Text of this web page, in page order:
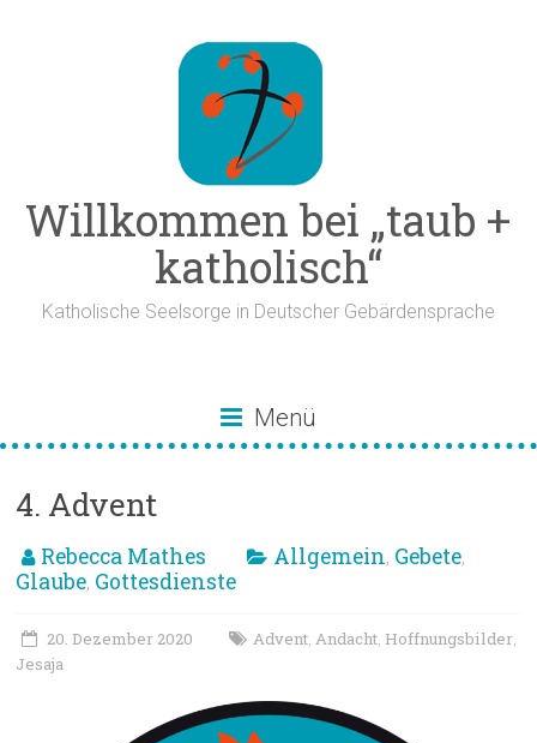
Willkommen bei „taub +
katholisch“
Katholische Seelsorge in Deutscher Gebärdensprache
Menü
4. Advent
Rebecca Mathes Allgemein, Gebete,
Glaube, Gottesdienste
20. Dezember 2020 Advent,Andacht, Hoffnungsbilder,
Jesaja